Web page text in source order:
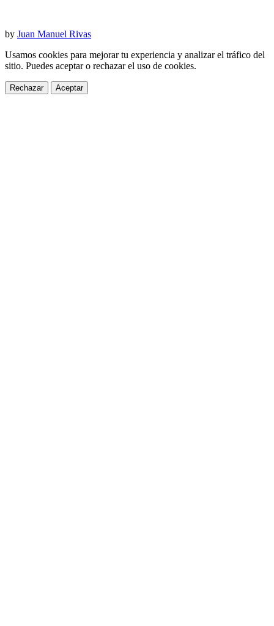
by Juan Manuel Rivas
Usamos cookies para mejorar tu experiencia y analizar el tráfico del
sitio. Puedes aceptar o rechazar el uso de cookies.
Rechazar Aceptar